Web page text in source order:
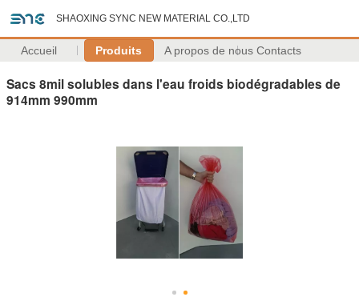
SHAOXING SYNC NEW MATERIAL CO.,LTD
Accueil Produits A propos de nous Contacts
Sacs 8mil solubles dans l'eau froids biodégradables de
914mm 990mm